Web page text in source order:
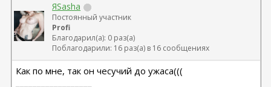
ЯSasha
Постоянный участник
Profi
Благодарил(а): 0 раз(а)
Поблагодарили: 16 раз(а) в 16 сообщениях
Как по мне, так он чесучий до ужаса(((